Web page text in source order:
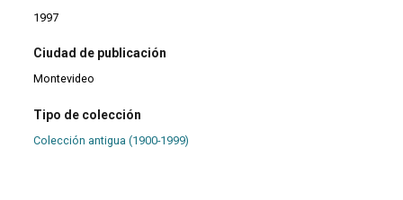
1997
Ciudad de publicación
Montevideo
Tipo de colección
Colección antigua (1900-1999)